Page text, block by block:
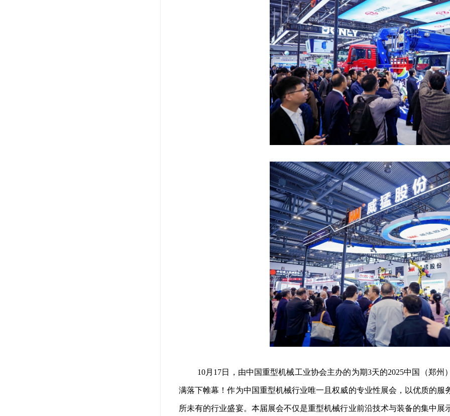
10月 17日，由中国重型机械工业协会主办的为期3天的2025中国（郑州
满落下帷幕！作为中国重型机械行业唯一且权威的专业性展会，以优质的
所未有的行业盛宴。本届展会不仅是重型机械行业前沿技术与装备的集中